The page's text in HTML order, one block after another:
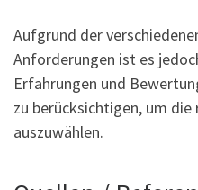
Aufgrund der
Anforderungen ist es
Erfahrungen und
zu berücksichtigen, um
auszuwählen.